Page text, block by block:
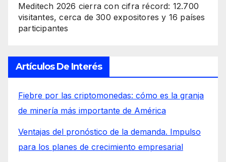
Meditech 2026 cierra con cifra récord: 12.700
visitantes, cerca de 300 expositores y 16 países
participantes
Artículos De Interés
Fiebre por las criptomonedas: cómo es la granja
de minería más importante de América
Ventajas del pronóstico de la demanda. Impulso
para los planes de crecimiento empresarial